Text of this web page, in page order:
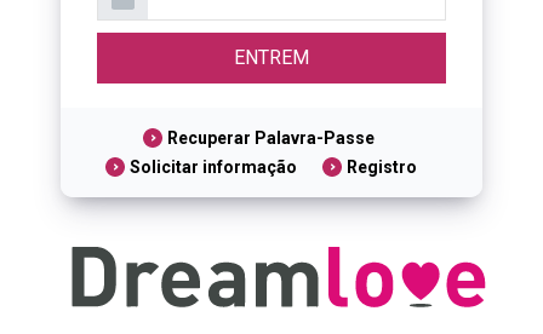
Recuperar Palavra-Passe
Solicitar informação
Registro